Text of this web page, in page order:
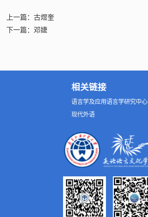
上一篇：古煜奎
下一篇：邓婕
相关链接
语言学及应用语言学研究中心
现代外语